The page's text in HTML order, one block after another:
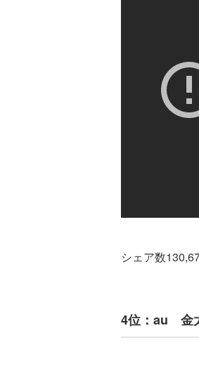
シェア数
4位：au 金